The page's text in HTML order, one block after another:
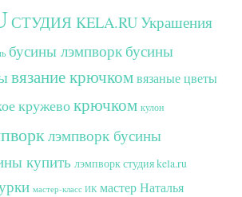
СТУДИЯ KELA.RUУкрашения
бусины лэмпворк бусины
вязание крючкомвязаные цветы
кружевокрючком кулон
лэмпворк бусины
купить лэмпворк студия kela.ru
мастер-класс ИК мастер Наталья